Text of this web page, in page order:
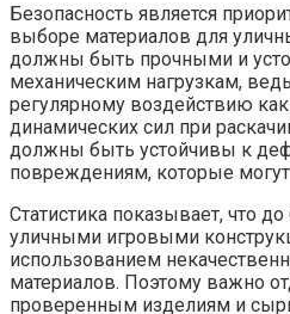
Безопасность является
выборе материалов для
должны быть прочными и
механическим нагрузкам,
регулярному воздействию
динамических сил при
должны быть устойчивы к
повреждениям, которые
Статистика показывает, что
уличными игровыми
использованием
материалов. Поэтому важно
проверенным изделиям и